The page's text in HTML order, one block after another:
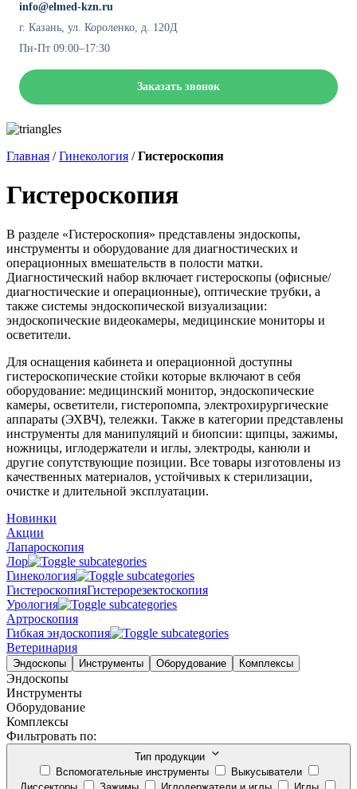
info@elmed-kzn.ru
г. Казань, ул. Короленко, д. 120Д
Пн-Пт 09:00–17:30
Заказать звонок
Главная /Гинекология /Гистероскопия
Гистероскопия
В разделе «Гистероскопия» представлены эндоскопы,
инструменты и оборудование для диагностических и
операционных вмешательств в полости матки.
Диагностический набор включает гистероскопы (офисные/
диагностические и операционные), оптические трубки, а
также системы эндоскопической визуализации:
эндоскопические видеокамеры, медицинские мониторы и
осветители.
Для оснащения кабинета и операционной доступны
гистероскопические стойки которые включают в себя
оборудование: медицинский монитор, эндоскопические
камеры, осветители, гистеропомпа, электрохирургические
аппараты (ЭХВЧ), тележки. Также в категории представлены
инструменты для манипуляций и биопсии: щипцы, зажимы,
ножницы, иглодержатели и иглы, электроды, канюли и
другие сопутствующие позиции. Все товары изготовлены из
качественных материалов, устойчивых к стерилизации,
очистке и длительной эксплуатации.
Новинки
Акции
Лапароскопия
Лор
Гинекология
ГистероскопияГистерорезектоскопия
Урология
Артроскопия
Гибкая эндоскопия
Ветеринария
Эндоскопы Инструменты Оборудование Комплексы
Эндоскопы
Инструменты
Оборудование
Комплексы
Фильтровать по:
Тип продукции
Вспомогательные инструменты
Выкусыватели